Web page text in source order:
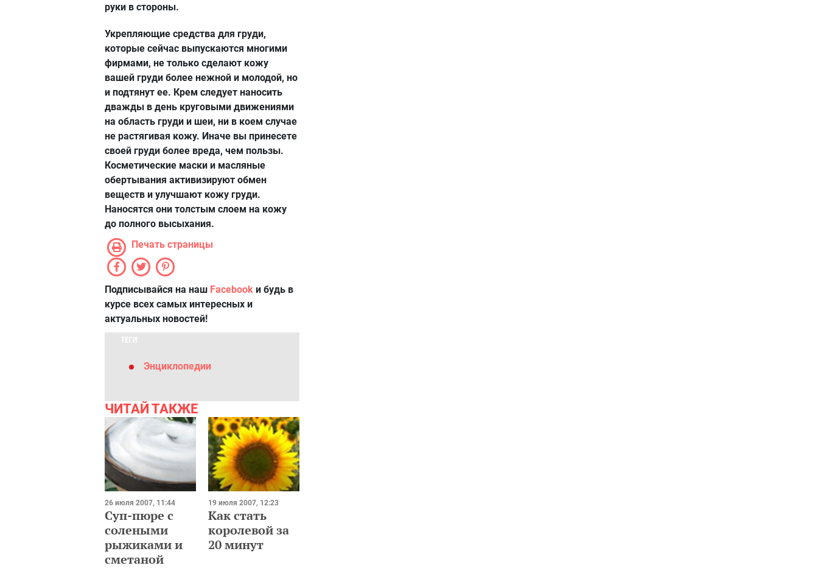
руки в стороны.
Укрепляющие средства для груди,
которые сейчас выпускаются многими
фирмами, не только сделают кожу
вашей груди более нежной и молодой, но
и подтянут ее. Крем следует наносить
дважды в день круговыми движениями
на область груди и шеи, ни в коем случае
не растягивая кожу. Иначе вы принесете
своей груди более вреда, чем пользы.
Косметические маски и масляные
обертывания активизируют обмен
веществ и улучшают кожу груди.
Наносятся они толстым слоем на кожу
до полного высыхания.
Печать страницы
Подписывайся на наш Facebook и будь в
курсе всех самых интересных и
актуальных новостей!
ТЕГИ
Энциклопедии
ЧИТАЙ ТАКЖЕ
26 июля 2007, 11:44
Суп-пюре с
солеными
рыжиками и
сметаной
19 июля 2007, 12:23
Как стать
королевой за
20 минут